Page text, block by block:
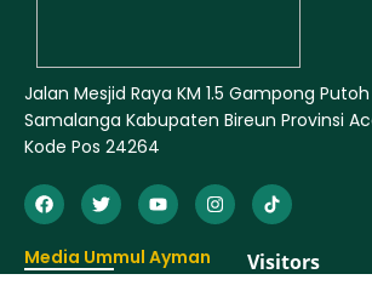
Jalan Mesjid Raya KM 1.5 Gampong
Samalanga Kabupaten Bireun Provinsi
Kode Pos 24264
Media Ummul Ayman